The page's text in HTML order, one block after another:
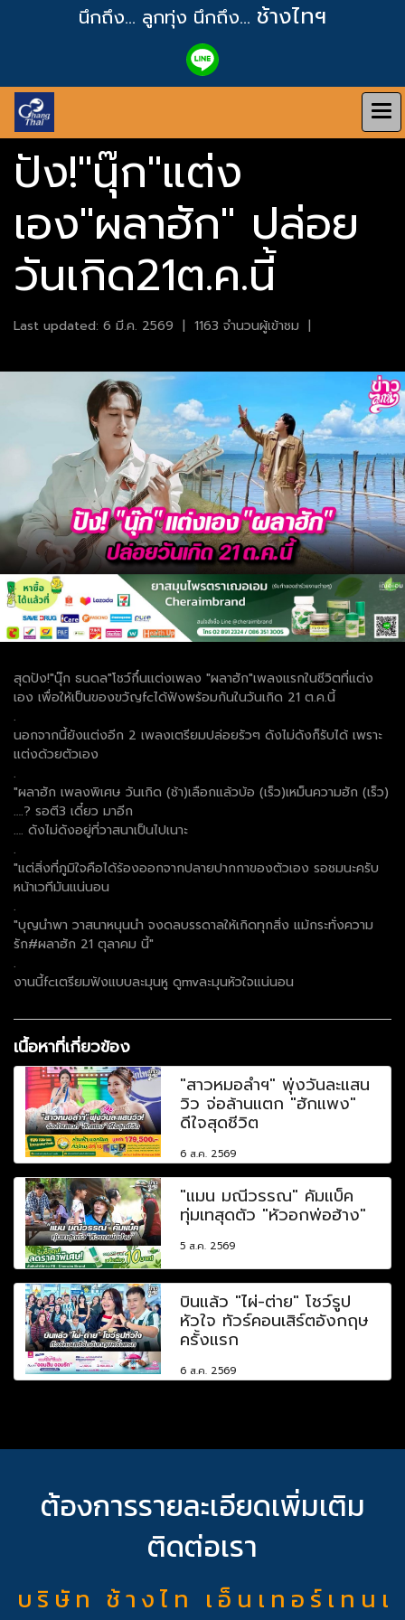
นึกถึง... ลูกทุ่ง นึกถึง... ช้างไทฯ
ปัง!"นุ๊ก"แต่ง
เอง"ผลาฮัก" ปล่อย
วันเกิด21ต.ค.นี้
Last updated: 6 มี.ค. 2569 | 1163 จำนวนผู้เข้าชม |
สุดปัง!"นุ๊ก ธนดล"โชว์กึ๋นแต่งเพลง "ผลาฮัก"เพลงแรกในชีวิตที่แต่ง
เอง เพื่อให้เป็นของขวัญfcได้ฟังพร้อมกันในวันเกิด 21 ต.ค.นี้
.
นอกจากนี้ยังแต่งอีก 2 เพลงเตรียมปล่อยรัวๆ ดังไม่ดังก็รับได้ เพราะ
แต่งด้วยตัวเอง
.
"ผลาฮัก เพลงพิเศษ วันเกิด (ช้า)เลือกแล้วบ้อ (เร็ว)เหม็นความฮัก (เร็ว)
….? รอตี3 เดี๋ยว มาอีก
…. ดังไม่ดังอยู่ที่วาสนาเป็นไปเนาะ
.
"แต่สิ่งที่ภูมิใจคือได้ร้องออกจากปลายปากกาของตัวเอง รอชมนะครับ
หน้าเวทีมันแน่นอน
.
"บุญนำพา วาสนาหนุนนำ จงดลบรรดาลให้เกิดทุกสิ่ง แม้กระทั่งความ
รัก#ผลาฮัก 21 ตุลาคม นี้"
.
งานนี้fcเตรียมฟังแบบละมุนหู ดูmvละมุนหัวใจแน่นอน
เนื้อหาที่เกี่ยวข้อง
"สาวหมอลำฯ" พุ่งวันละแสน
วิว จ่อล้านแตก "ฮักแพง"
ดีใจสุดชีวิต
6 ส.ค. 2569
"แมน มณีวรรณ" คัมแบ็ค
ทุ่มเทสุดตัว "หัวอกพ่อฮ้าง"
5 ส.ค. 2569
บินแล้ว "ไผ่-ต่าย" โชว์รูป
หัวใจ ทัวร์คอนเสิร์ตอังกฤษ
ครั้งแรก
6 ส.ค. 2569
ต้องการรายละเอียดเพิ่มเติม
ติดต่อเรา
บ ริ ษั ท ช้ า ง ไ ท เ อ็ น เ ท อ ร์ เ ท น เ